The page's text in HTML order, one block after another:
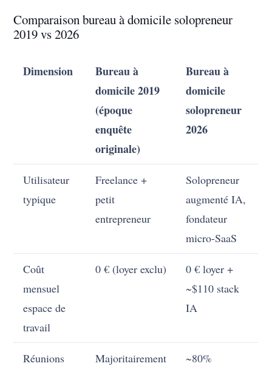
Comparaison bureau à domicile solopreneur
2019 vs 2026
Dimension
Bureau à
domicile 2019
(époque
enquête
originale)
Bureau à
domicile
solopreneur
2026
Utilisateur
typique
Freelance +
petit
entrepreneur
Solopreneur
augmenté IA,
fondateur
micro-SaaS
Coût
mensuel
espace de
travail
0 € (loyer exclu)
0 € loyer +
~$110 stack
IA
Réunions
Majoritairement
~80%